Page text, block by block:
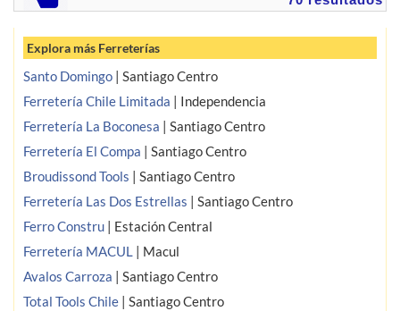
Explora más Ferreterías
Santo Domingo
Santiago Centro
Ferretería Chile Limitada
Independencia
Ferretería La Boconesa
Santiago Centro
Ferretería El Compa
Santiago Centro
Broudissond Tools
Santiago Centro
Ferretería Las Dos Estrellas
Santiago Centro
Ferro Constru
Estación Central
Ferretería MACUL
Macul
Avalos Carroza
Santiago Centro
Total Tools Chile
Santiago Centro